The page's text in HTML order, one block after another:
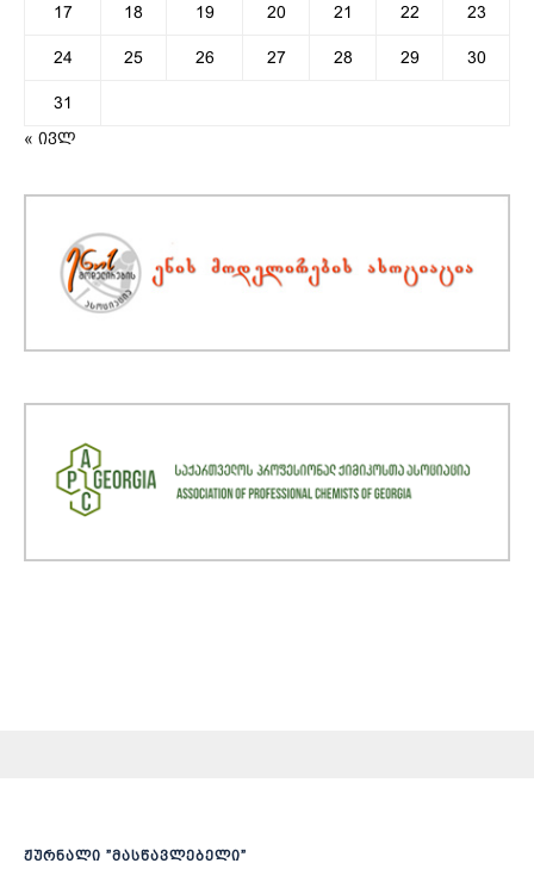
17 18 19 20 21 22 23
24 25 26 27 28 29 30
31
« ივლ
ჟურნალი ”მასწავლებელი”